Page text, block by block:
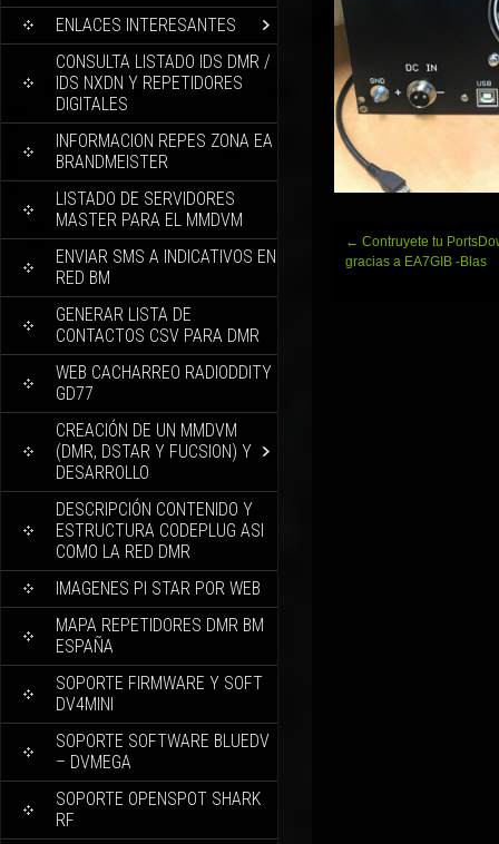
ENLACES INTERESANTES
CONSULTA LISTADO IDS DMR /
IDS NXDN Y REPETIDORES
DIGITALES
INFORMACION REPES ZONA EA
BRANDMEISTER
LISTADO DE SERVIDORES
MASTER PARA EL MMDVM
ENVIAR SMS A INDICATIVOS EN
RED BM
GENERAR LISTA DE
CONTACTOS CSV PARA DMR
WEB CACHARREO RADIODDITY
GD77
CREACIÓN DE UN MMDVM
(DMR, DSTAR Y FUCSION) Y
DESARROLLO
DESCRIPCIÓN CONTENIDO Y
ESTRUCTURA CODEPLUG ASI
COMO LA RED DMR
IMAGENES PI STAR POR WEB
MAPA REPETIDORES DMR BM
ESPAÑA
SOPORTE FIRMWARE Y SOFT
DV4MINI
SOPORTE SOFTWARE BLUEDV
– DVMEGA
SOPORTE OPENSPOT SHARK
RF
Navegación
de
← Contruyete tu
gracias a EA7GIB -Blas